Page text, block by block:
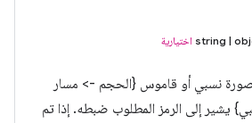
string | اختيارية
صورة نسبي أو قاموس {الحجم -> مسار
يشير إلى الرمز المطلوب ضبطه. إذا تم